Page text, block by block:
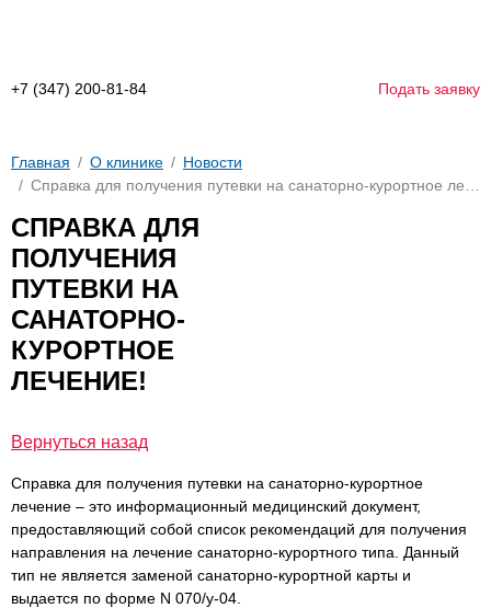
+7 (347) 200-81-84 Подать заявку
Главная О клинике
Новости
Справка для получения путевки на санаторно-курортное лечение!
СПРАВКА ДЛЯ
ПОЛУЧЕНИЯ
ПУТЕВКИ НА
САНАТОРНО-
КУРОРТНОЕ
ЛЕЧЕНИЕ!
Вернуться назад
Справка для получения путевки на санаторно-курортное
лечение – это информационный медицинский документ,
предоставляющий собой список рекомендаций для получения
направления на лечение санаторно-курортного типа. Данный
тип не является заменой санаторно-курортной карты и
выдается по форме N 070/у-04.